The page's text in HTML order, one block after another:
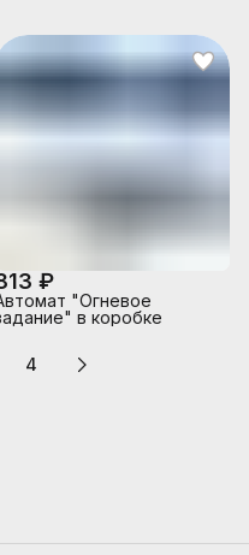
₽
"Огневое
в коробке
4